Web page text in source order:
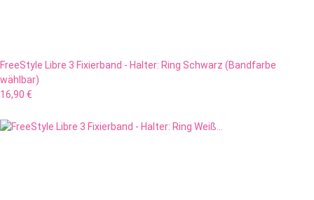
FreeStyle Libre 3 Fixierband - Halter: Ring Schwarz (Bandfarbe
wählbar)
16,90 €